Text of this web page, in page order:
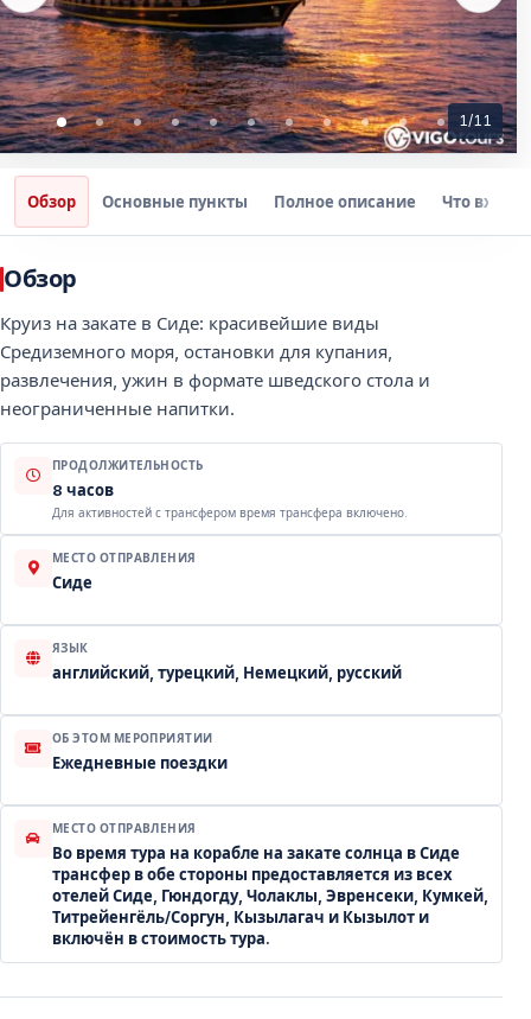
1/11
Обзор Основные пункты Полное описание Что
Обзор
Круиз на закате в Сиде: красивейшие виды
Средиземного моря, остановки для купания,
развлечения, ужин в формате шведского стола и
неограниченные напитки.
ПРОДОЛЖИТЕЛЬНОСТЬ
8 часов
Для активностей с трансфером время трансфера включено.
МЕСТО ОТПРАВЛЕНИЯ
Сиде
ЯЗЫК
английский, турецкий, Немецкий, русский
ОБ ЭТОМ МЕРОПРИЯТИИ
Ежедневные поездки
МЕСТО ОТПРАВЛЕНИЯ
Во время тура на корабле на закате солнца в Сиде
трансфер в обе стороны предоставляется из всех
отелей Сиде, Гюндогду, Чолаклы, Эвренсеки, Кумкей,
Титрейенгёль/Соргун, Кызылагач и Кызылот и
включён в стоимость тура.